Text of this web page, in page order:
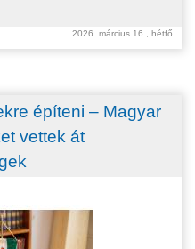
2026. március 16., hétfő
építeni – Magyar
vettek át